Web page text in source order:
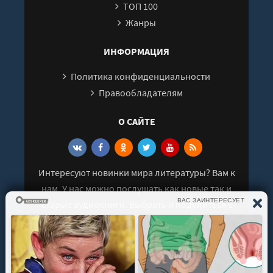
ТОП 100
Жанры
ИНФОРМАЦИЯ
Политика конфиденциальности
Правообладателям
О САЙТЕ
Интересуют новинки мира литературы? Вам к
нам. У нас можно послушать как новые так и
старые аудиокниги. Выбрать и поделиться с
друзьями лучшими аудиокнигами!